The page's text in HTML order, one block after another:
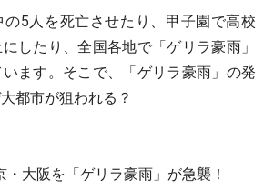
5人を死亡させたり、甲子園で高校
したり、全国各地で「ゲリラ豪雨」
ます。そこで、「ゲリラ豪雨」の発
都市が狙われる？
大阪を「ゲリラ豪雨」が急襲！